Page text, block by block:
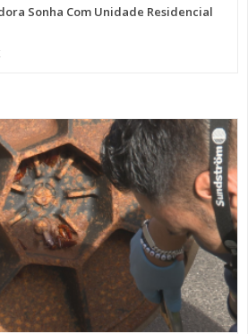
Sonha Com Unidade Residencial